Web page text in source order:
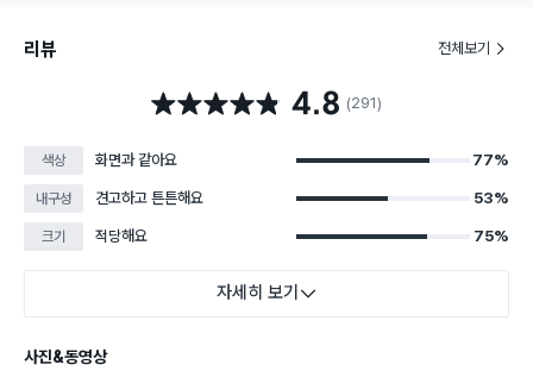
리뷰 전체보기
별점 4.8점 4.8 (291)
색상 화면과 같아요 77%
내구성 견고하고 튼튼해요 53%
크기 적당해요 75%
자세히 보기
사진&동영상